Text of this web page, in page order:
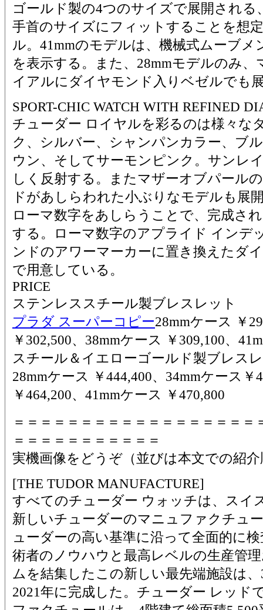
ゴールド製の4つのサイズで展開され
手首のサイズにフィットすることを想
ル。41mmのモデルは、機械式ムーブメ
を表示する。また、28mmモデルのみ
イアルにダイヤモンド入りベゼルでも
SPORT-CHIC WATCH WITH REFINED
チューダー ロイヤルを彩るのは様々な
ク、シルバー、シャンパンカラー、ブ
ウン、そしてサーモンピンク。サンレ
しく反射する。またマザーオブパール
ドがあしらわれた小ぶりなモデルも展
ローマ数字をあしらうことで、完成さ
する。ローマ数字のアプライド インデ
ンドのアワーマーカーに置き換えたダ
で用意している。
PRICE
ステンレススチール製ブレスレット
プラダ スーパーコピー28mmケース ￥
￥302,500、38mmケース ￥309,100、
スチール＆イエローゴールド製ブレス
28mmケース ￥444,400、34mmケース￥
￥464,200、41mmケース ￥470,800
＝＝＝＝＝＝＝＝＝＝＝＝＝＝＝＝＝＝
＝＝＝＝＝＝＝＝＝＝＝
実機画像をどうぞ（並びは本文での紹
[THE TUDOR MANUFACTURE]
すべてのチューダー ウォッチは、スイ
新しいチューダーのマニュファクチュ
ューダーの高い基準に沿って全面的に
術者のノウハウと最高レベルの生産管
ムを結集したこの新しい最先端施設は
2021年に完成した。チューダー レッド